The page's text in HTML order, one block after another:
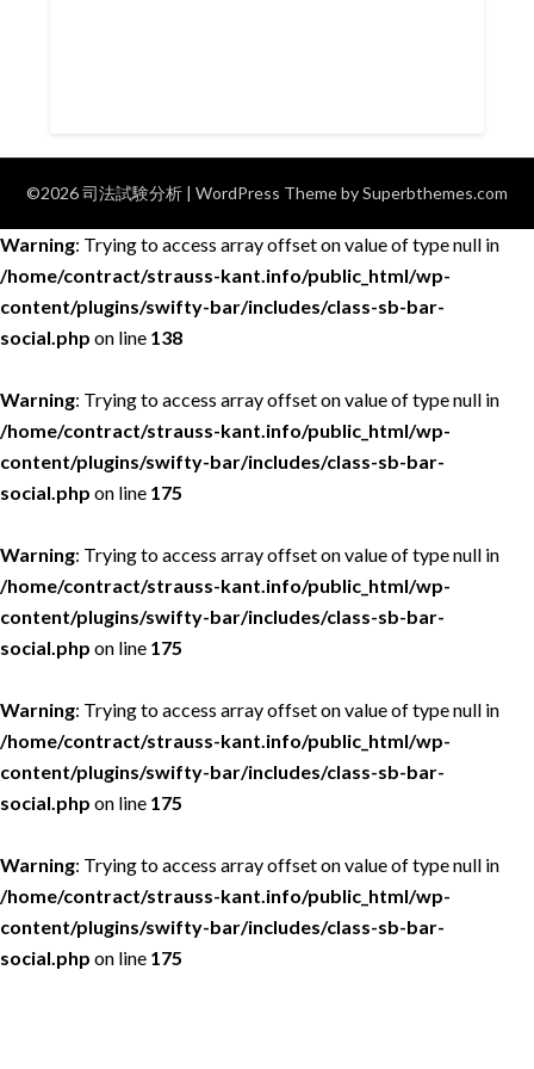
©2026 司法試験分析 | WordPress Theme bySuperbthemes.com
Warning: Trying to access array offset on value of type null in
/home/contract/strauss-kant.info/public_html/wp-
content/plugins/swifty-bar/includes/class-sb-bar-
social.php on line 138
Warning: Trying to access array offset on value of type null in
/home/contract/strauss-kant.info/public_html/wp-
content/plugins/swifty-bar/includes/class-sb-bar-
social.php on line 175
Warning: Trying to access array offset on value of type null in
/home/contract/strauss-kant.info/public_html/wp-
content/plugins/swifty-bar/includes/class-sb-bar-
social.php on line 175
Warning: Trying to access array offset on value of type null in
/home/contract/strauss-kant.info/public_html/wp-
content/plugins/swifty-bar/includes/class-sb-bar-
social.php on line 175
Warning: Trying to access array offset on value of type null in
/home/contract/strauss-kant.info/public_html/wp-
content/plugins/swifty-bar/includes/class-sb-bar-
social.php on line 175